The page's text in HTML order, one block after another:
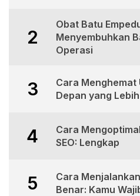
2
Obat Batu
Menyembuhkan
Operasi
3
Cara Menghemat
Depan yang
4
Cara
SEO: Lengkap
5
Cara
Benar: Kamu